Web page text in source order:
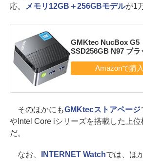
応。
メモリ12GB＋256GBモデルが1
GMKtec NucBox G5
SSD256GB N97 ブラ
そのほかにもGMKtecストアページ
やIntel Core iシリーズを搭載した上位
だ。
なお、 INTERNET Watchでは、ほ